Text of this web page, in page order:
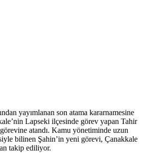
yayımlanan son atama kararnamesine
Lapseki ilçesinde görev yapan Tahir
atandı. Kamu yönetiminde uzun
bilinen Şahin’in yeni görevi, Çanakkale
takip ediliyor.